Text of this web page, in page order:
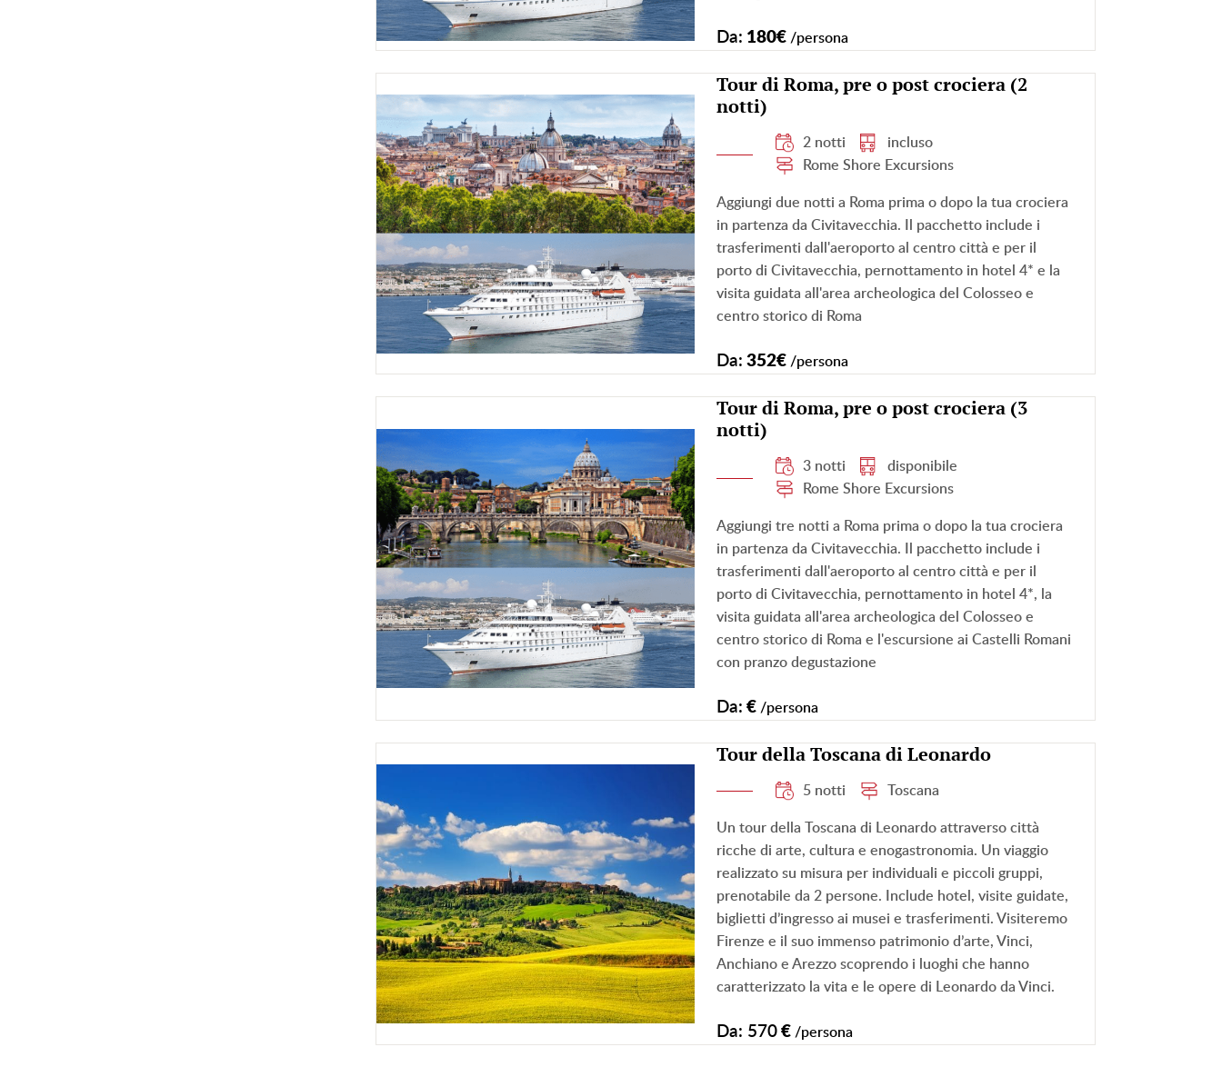
Da: 180€ /persona
Tour di Roma, pre o post crociera (2
notti)
2 notti
incluso
Rome Shore Excursions
Aggiungi due notti a Roma prima o dopo la tua crociera
in partenza da Civitavecchia. Il pacchetto include i
trasferimenti dall'aeroporto al centro città e per il
porto di Civitavecchia, pernottamento in hotel 4* e la
visita guidata all'area archeologica del Colosseo e
centro storico di Roma
Da: 352€ /persona
Tour di Roma, pre o post crociera (3
notti)
3 notti
disponibile
Rome Shore Excursions
Aggiungi tre notti a Roma prima o dopo la tua crociera
in partenza da Civitavecchia. Il pacchetto include i
trasferimenti dall'aeroporto al centro città e per il
porto di Civitavecchia, pernottamento in hotel 4*, la
visita guidata all'area archeologica del Colosseo e
centro storico di Roma e l'escursione ai Castelli Romani
con pranzo degustazione
Da: € /persona
Tour della Toscana di Leonardo
5 notti Toscana
Un tour della Toscana di Leonardo attraverso città
ricche di arte, cultura e enogastronomia. Un viaggio
realizzato su misura per individuali e piccoli gruppi,
prenotabile da 2 persone. Include hotel, visite guidate,
biglietti d’ingresso ai musei e trasferimenti. Visiteremo
Firenze e il suo immenso patrimonio d’arte, Vinci,
Anchiano e Arezzo scoprendo i luoghi che hanno
caratterizzato la vita e le opere di Leonardo da Vinci.
Da: 570 € /persona